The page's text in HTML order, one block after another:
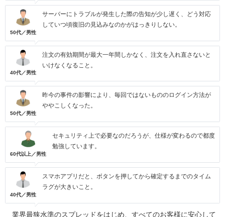
50代／男性
サーバーにトラブルが発生した際の告知が少し遅く、どう対応
していつ頃復旧の見込みなのかがはっきりしない。
40代／男性
注文の有効期間が最大一年間しかなく、注文を入れ直さないと
いけなくなること。
50代／男性
昨今の事件の影響により、毎回ではないもののログイン方法が
ややこしくなった。
60代以上／男性
セキュリティ上で必要なのだろうが、仕様が変わるので都度
勉強しています。
40代／男性
スマホアプリだと、ボタンを押してから確定するまでのタイム
ラグが大きいこと。
業界最狭水準のスプレッドをはじめ、すべてのお客様に安心して